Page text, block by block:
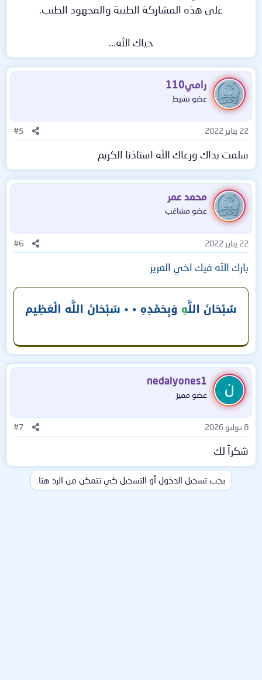
على هذه المشاركة الطيبة والمجهود الطيب.
حياك الله...​
رامي110
عضو نشيط
22 يناير 2022 #5
سلمت يداك ورعاك الله استاذنا الكريم
محمد عمر
عضو مشاغب
22 يناير 2022 #6
بارك الله فيك اخي العزيز
nedalyones1
عضو مميز
8 يوليو 2026 #7
شكراً لك
يجب تسجيل الدخول أو التسجيل كي تتمكن من الرد هنا.